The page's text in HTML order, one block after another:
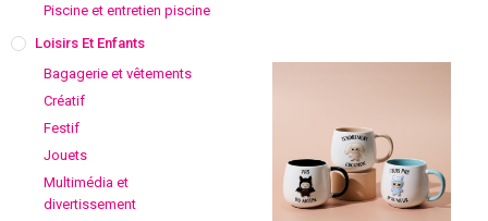
Piscine et entretien piscine
Loisirs Et Enfants
Bagagerie et vêtements
Créatif
Festif
Jouets
Multimédia et
divertissement